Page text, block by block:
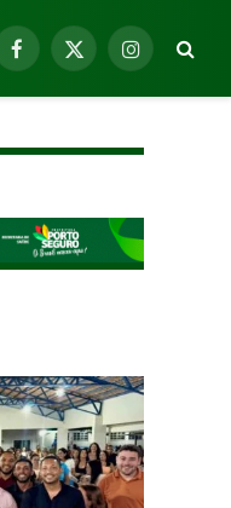
Facebook
X
Instagram